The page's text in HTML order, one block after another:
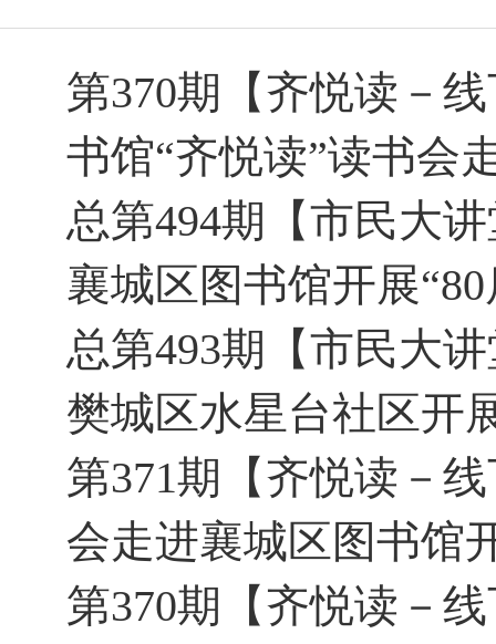
第370期【齐悦读－
书馆“齐悦读”读书会
总第494期【市民大
襄城区图书馆开展
总第493期【市民大
樊城区水星台社区开
第371期【齐悦读－
会走进襄城区图书馆
第370期【齐悦读－